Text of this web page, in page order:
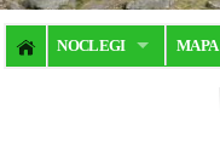
NOCLEGI MAPA